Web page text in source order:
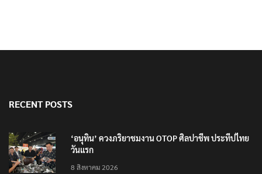
RECENT POSTS
‘อนุทิน’ ควงภริยาชมงาน OTOP ศิลปาชีพ ประทีปไทย
วันแรก
8 สิงหาคม 2026